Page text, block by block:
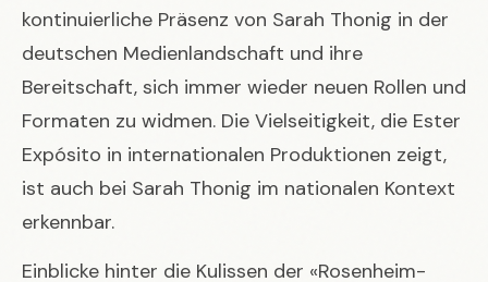
kontinuierliche Präsenz von Sarah Thonig in der
deutschen Medienlandschaft und ihre
Bereitschaft, sich immer wieder neuen Rollen und
Formaten zu widmen. Die Vielseitigkeit, die Ester
Expósito in internationalen Produktionen zeigt,
ist auch bei Sarah Thonig im nationalen Kontext
erkennbar.
Einblicke hinter die Kulissen der «Rosenheim-